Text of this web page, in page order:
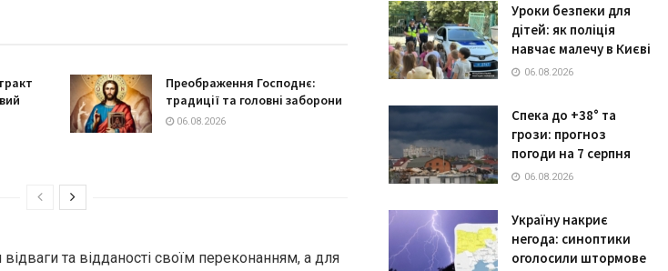
Преображення Господнє:
традиції та головні заборони
06.08.2026
та відданості своїм переконанням, а для
Уроки безпеки для
дітей: як поліція
навчає малечу в Києві
06.08.2026
Спека до +38° та
грози: прогноз
погоди на 7 серпня
06.08.2026
Україну накриє
негода: синоптики
оголосили штормове